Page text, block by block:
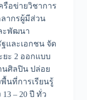
อข่ายวิชาการ
ากรผู้มีส่วน
ะพัฒนา
และเอกชน จัด
ยะ 2 ออกแบบ
นศิลปิน ปล่อย
นที่การเรียนรู้
– 20 ปี ทั่ว